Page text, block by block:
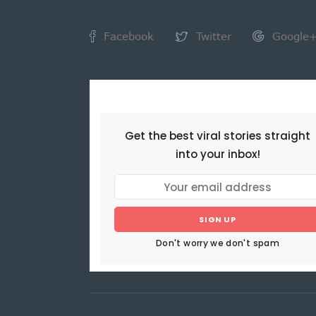
Facebook Twitter Google+
Get the best viral stories straight
into your inbox!
SIGN UP
Don't worry we don't spam